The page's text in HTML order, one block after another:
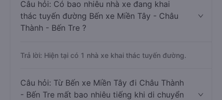
Câu hỏi: Có bao nhiêu nhà xe đang khai
thác tuyến đường Bến xe Miền Tây - Châu
Thành - Bến Tre ?
Trả lời: Hiện tại có 1 nhà xe khai thác tuyến đường.
Câu hỏi: Từ Bến xe Miền Tây đi Châu Thành
- Bến Tre mất bao nhiêu tiếng khi di chuyển